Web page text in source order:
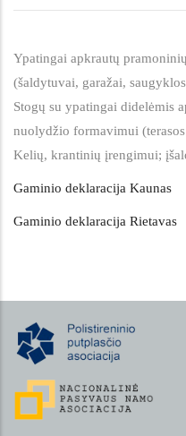
Ypatingai apkrautų
(šaldytuvai, garažai,
Stogų su ypatingai didelėmis
nuolydžio formavimui
Kelių, krantinių įrengimui;
Gaminio deklaracija Kaunas
Gaminio deklaracija Rietavas